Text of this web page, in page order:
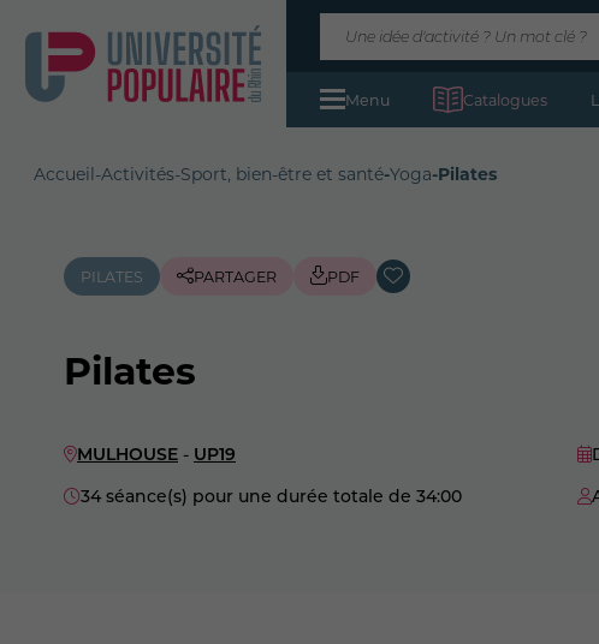
Menu Catalogues
Accueil-Activités-Sport, bien-être et santé-Yoga-Pilates
PILATES PARTAGER PDF
Pilates
MULHOUSE - UP19
34 séance(s) pour une durée totale de 34:00